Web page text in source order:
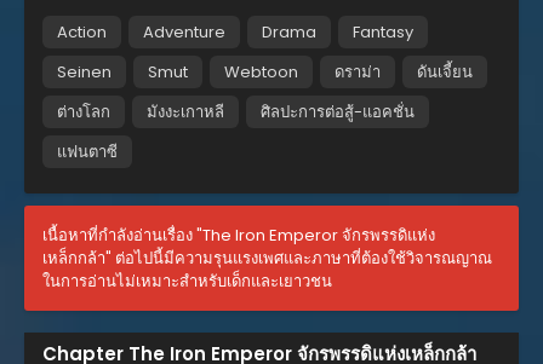
Action Adventure Drama
Fantasy
Seinen
Smut Webtoon ดราม่า
ดันเจี้ยน
ต่างโลก
มังงะเกาหลี
ศิลปะการต่อสู้-แอคชั่น
แฟนตาซี
เนื้อหาที่กำลังอ่านเรื่อง "The Iron Emperor จักรพรรดิแห่ง
เหล็กกล้า" ต่อไปนี้มีความรุนแรงเพศและภาษาที่ต้องใช้วิจารณญาณ
ในการอ่านไม่เหมาะสำหรับเด็กและเยาวชน
Chapter The Iron Emperor จักรพรรดิแห่งเหล็กกล้า